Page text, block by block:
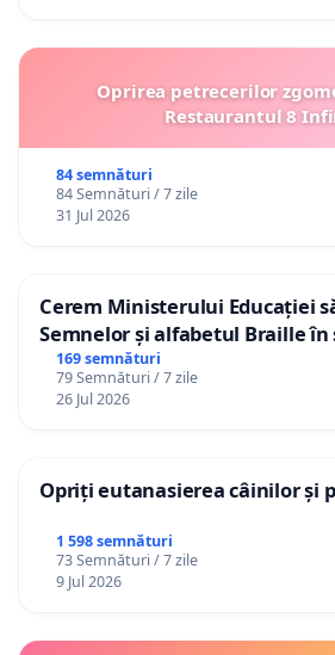
Oprirea petrecerilor
Restaurantul 8
84 semnături
84 Semnături / 7 zile
31 Jul 2026
Cerem Ministerului Educației
Semnelor și alfabetul Braille în
Republica Moldova!
169 semnături
79 Semnături / 7 zile
26 Jul 2026
Opriți eutanasierea câinilor și
1 598 semnături
73 Semnături / 7 zile
9 Jul 2026